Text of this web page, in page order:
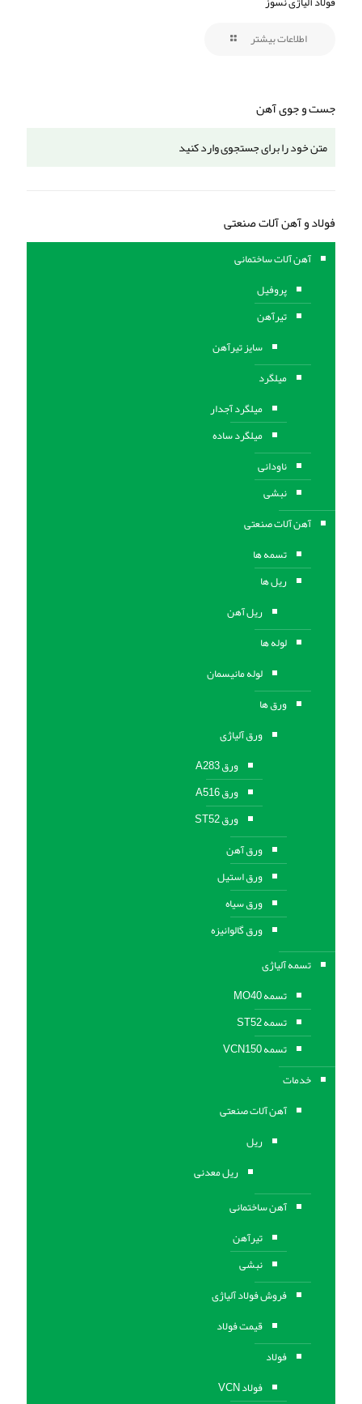
اطلاعات بیشتر
جست و جوی آهن
فولاد و آهن آلات صنعتی
آهن آلات ساختمانی
پروفیل
تیرآهن
سایز تیرآهن
میلگرد
میلگرد آجدار
میلگرد ساده
ناودانی
نبشی
آهن آلات صنعتی
تسمه ها
ریل ها
ریل آهن
لوله ها
لوله مانیسمان
ورق ها
ورق آلیاژی
ورق A283
ورق A516
ورق ST52
ورق آهن
ورق استیل
ورق سیاه
ورق گالوانیزه
تسمه آلیاژی
تسمه MO40
تسمه ST52
تسمه VCN150
خدمات
آهن آلات صنعتی
ریل
ریل معدنی
آهن ساختمانی
تیرآهن
نبشی
فروش فولاد آلیاژی
قیمت فولاد
فولاد
فولاد VCN